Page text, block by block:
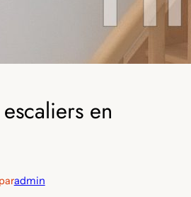
en
paradmin